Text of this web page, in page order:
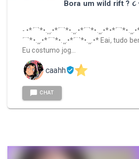
-
´¨`*•.¸¸.•*´¨`*•.¸¸.•*´¨`*•.¸¸.•* Eai, tudo
Eu costumo jog…
caahh
CHAT